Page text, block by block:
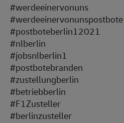
#werdeeinervonuns
#werdeeinervonunspostbote
#postboteberlin12021
#nlberlin
#jobsnlberlin1
#postbotebranden
#zustellungberlin
#betriebberlin
#F1Zusteller
#berlinzusteller